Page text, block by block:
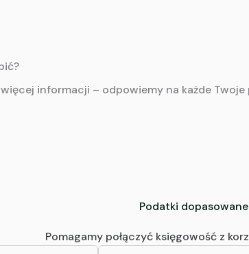
informacji – odpowiemy na każde
Podatki
Pomagamy połączyć księgowość z